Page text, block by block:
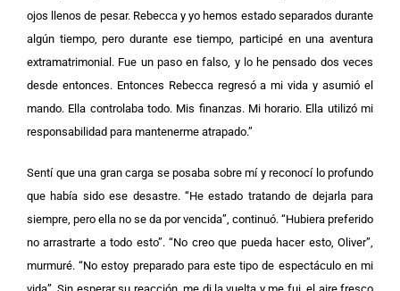
ojos llenos de pesar. Rebecca y yo hemos estado separados durante
algún tiempo, pero durante ese tiempo, participé en una aventura
extramatrimonial. Fue un paso en falso, y lo he pensado dos veces
desde entonces. Entonces Rebecca regresó a mi vida y asumió el
mando. Ella controlaba todo. Mis finanzas. Mi horario. Ella utilizó mi
responsabilidad para mantenerme atrapado.”
Sentí que una gran carga se posaba sobre mí y reconocí lo profundo
que había sido ese desastre. “He estado tratando de dejarla para
siempre, pero ella no se da por vencida”, continuó. “Hubiera preferido
no arrastrarte a todo esto”. “No creo que pueda hacer esto, Oliver”,
murmuré. “No estoy preparado para este tipo de espectáculo en mi